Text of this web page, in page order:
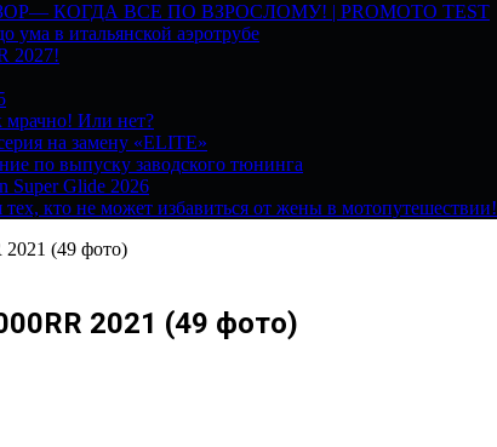
КОГДА ВСЕ ПО ВЗРОСЛОМУ! | PROMOTO TEST
ума в итальянской аэротрубе
2027!
мрачно! Или нет?
на замену «ELITE»
по выпуску заводского тюнинга
Super Glide 2026
кто не может избавиться от жены в мотопутешествии!
2021 (49 фото)
2021 (49 фото)